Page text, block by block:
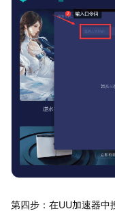
第四步：在UU加速器中